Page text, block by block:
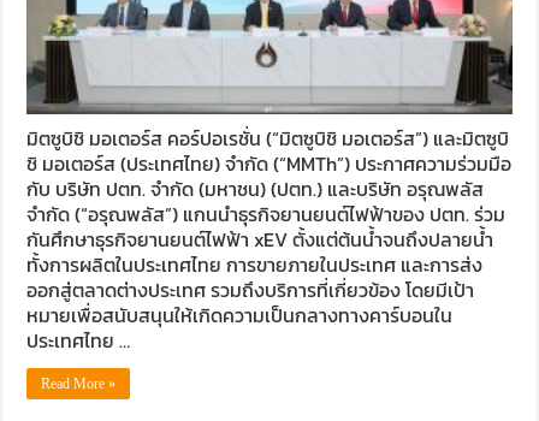
มิตซูบิชิ มอเตอร์ส คอร์ปอเรชั่น (“มิตซูบิชิ มอเตอร์ส”) และมิตซูบิ
ชิ มอเตอร์ส (ประเทศไทย) จำกัด (“MMTh”) ประกาศความร่วมมือ
กับ บริษัท ปตท. จำกัด (มหาชน) (ปตท.) และบริษัท อรุณพลัส
จำกัด (“อรุณพลัส”) แกนนำธุรกิจยานยนต์ไฟฟ้าของ ปตท. ร่วม
กันศึกษาธุรกิจยานยนต์ไฟฟ้า xEV ตั้งแต่ต้นน้ำจนถึงปลายน้ำ
ทั้งการผลิตในประเทศไทย การขายภายในประเทศ และการส่ง
ออกสู่ตลาดต่างประเทศ รวมถึงบริการที่เกี่ยวข้อง โดยมีเป้า
หมายเพื่อสนับสนุนให้เกิดความเป็นกลางทางคาร์บอนใน
ประเทศไทย …
Read More »